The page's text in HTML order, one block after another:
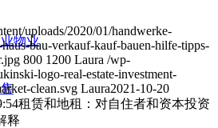
物业
uploads/2020/01/handwerke-
bau-verkauf-kauf-bauen-hilfe-tipps-
800 1200 Laura /wp-
logo-real-estate-investment-
clean.svg Laura2021-10-20
租赁和地租：对自住者和资本投资
释